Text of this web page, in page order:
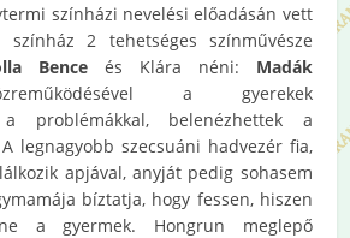
színházi nevelési előadásán vett
színház 2 tehetséges színművésze
Bence és Klára néni: Madák
a gyerekek
a problémákkal, belenézhettek a
legnagyobb szecsuáni hadvezér fia,
apjával, anyját pedig sohasem
bíztatja, hogy fessen, hiszen
a gyermek. Hongrun meglepő